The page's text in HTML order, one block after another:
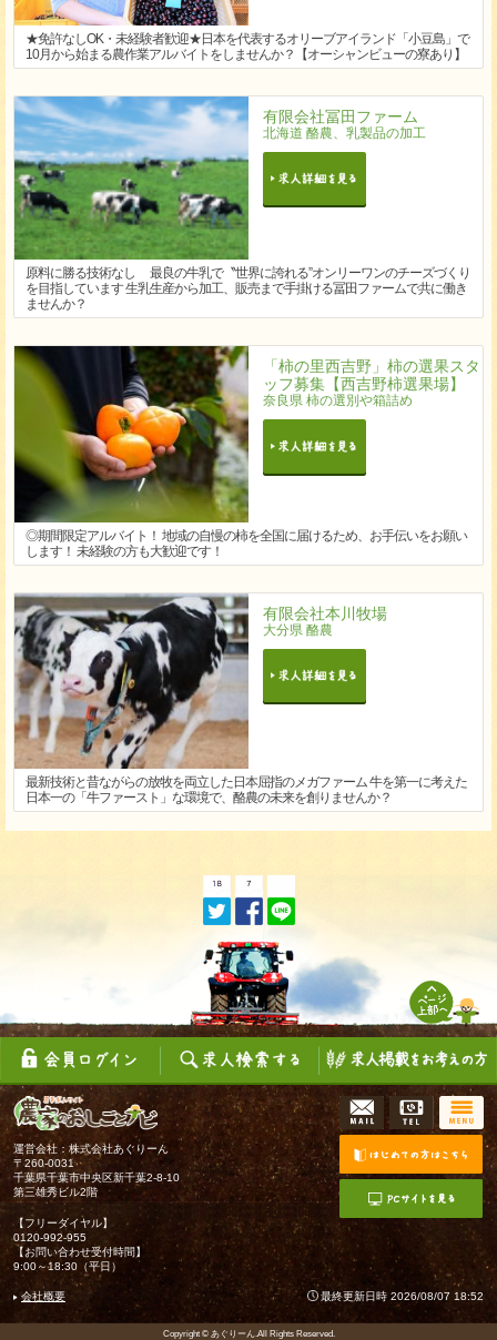
★免許なしOK・未経験者歓迎★日本を代表するオリーブアイランド「小豆島」で
10月から始まる農作業アルバイトをしませんか？【オーシャンビューの寮あり】
有限会社冨田ファーム
北海道 酪農、乳製品の加工
原料に勝る技術なし 最良の牛乳で〝世界に誇れる”オンリーワンのチーズづくり
を目指しています 生乳生産から加工、販売まで手掛ける冨田ファームで共に働き
ませんか？
「柿の里西吉野」柿の選果スタ
ッフ募集【西吉野柿選果場】
奈良県 柿の選別や箱詰め
◎期間限定アルバイト！ 地域の自慢の柿を全国に届けるため、お手伝いをお願い
します！ 未経験の方も大歓迎です！
有限会社本川牧場
大分県 酪農
最新技術と昔ながらの放牧を両立した日本屈指のメガファーム 牛を第一に考えた
日本一の「牛ファースト」な環境で、酪農の未来を創りませんか？
運営会社：株式会社あぐりーん
〒260-0031
千葉県千葉市中央区新千葉2-8-10
第三雄秀ビル2階
【フリーダイヤル】
0120-992-955
【お問い合わせ受付時間】
9:00～18:30（平日）
会社概要 最終更新日時 2026/08/07 18:52
Copyright © あぐりーん.All Rights Reserved.